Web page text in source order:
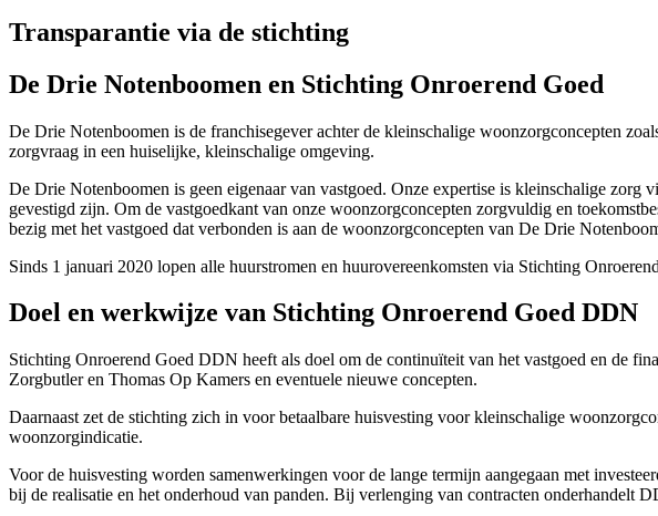
Transparantie via de stichting
De Drie Notenboomen en Stichting Onroerend Goed
De Drie Notenboomen is de franchisegever achter de kleinschalige woonzorgconcepten
zorgvraag in een huiselijke, kleinschalige omgeving.
De Drie Notenboomen is geen eigenaar van vastgoed. Onze expertise is kleinschalige
gevestigd zijn. Om de vastgoedkant van onze woonzorgconcepten zorgvuldig en
bezig met het vastgoed dat verbonden is aan de woonzorgconcepten van De Drie
Sinds 1 januari 2020 lopen alle huurstromen en huurovereenkomsten via Stichting
Doel en werkwijze van Stichting Onroerend Goed DDN
Stichting Onroerend Goed DDN heeft als doel om de continuïteit van het vastgoed en de
Zorgbutler en Thomas Op Kamers en eventuele nieuwe concepten.
Daarnaast zet de stichting zich in voor betaalbare huisvesting voor kleinschalige
woonzorgindicatie.
Voor de huisvesting worden samenwerkingen voor de lange termijn aangegaan met
bij de realisatie en het onderhoud van panden. Bij verlenging van contracten onderhandelt